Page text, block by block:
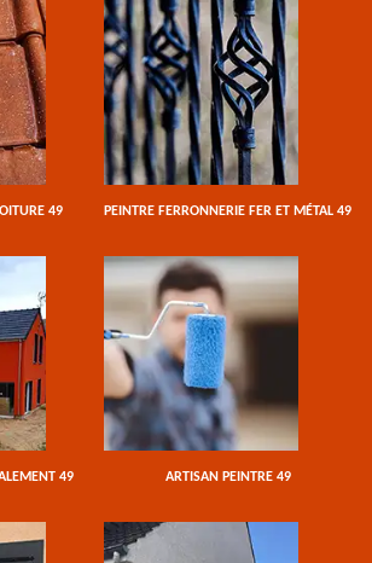
49 PEINTRE FERRONNERIE FER ET MÉTAL 49
49 ARTISAN PEINTRE 49